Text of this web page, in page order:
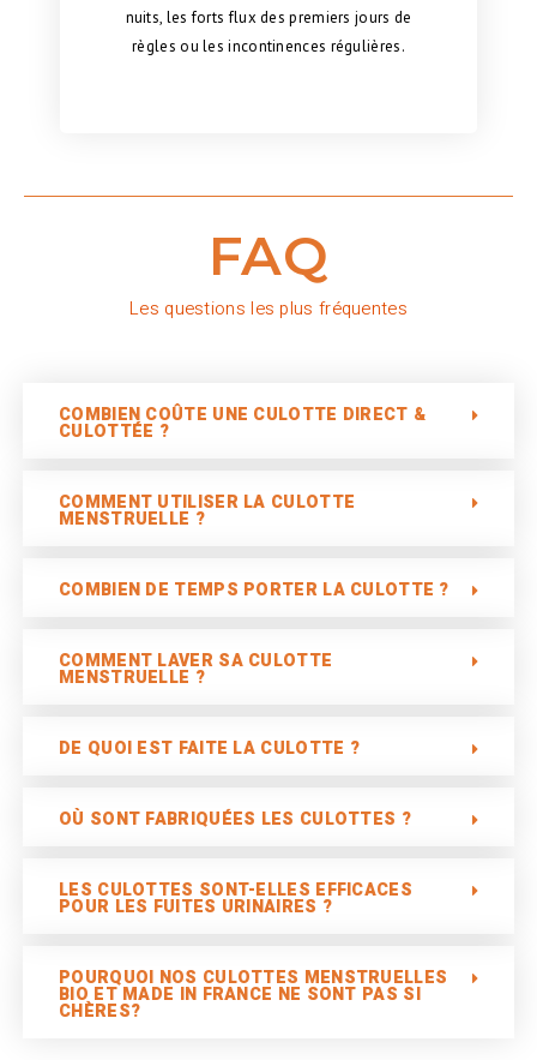
nuits, les forts flux des premiers jours de
règles ou les incontinences régulières.
FAQ
Les questions les plus fréquentes
COMBIEN COÛTE UNE CULOTTE DIRECT &
CULOTTÉE ?
COMMENT UTILISER LA CULOTTE
MENSTRUELLE ?
COMBIEN DE TEMPS PORTER LA CULOTTE ?
COMMENT LAVER SA CULOTTE
MENSTRUELLE ?
DE QUOI EST FAITE LA CULOTTE ?
OÙ SONT FABRIQUÉES LES CULOTTES ?
LES CULOTTES SONT-ELLES EFFICACES
POUR LES FUITES URINAIRES ?
POURQUOI NOS CULOTTES MENSTRUELLES
BIO ET MADE IN FRANCE NE SONT PAS SI
CHÈRES?